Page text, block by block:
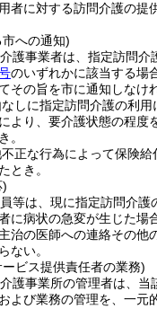
者に対する訪問介護の提
への通知)
護事業者は、指定訪問介
のいずれかに該当する場
その旨を市に通知しなけ
しに指定訪問介護の利用
より、要介護状態の程度
。
正な行為によって保険給
とき。
)
等は、現に指定訪問介護
に病状の急変が生じた場
治の医師への連絡その他
ない。
ビス提供責任者の業務)
護事業所の管理者は、当
よび業務の管理を、一元